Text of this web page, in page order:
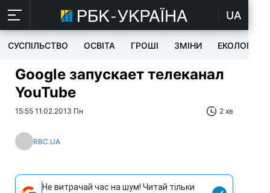
UA
СУСПІЛЬСТВО ОСВІТА ГРОШІ ЗМІНИ ЕКОЛОГІЯ
Google запускает телеканал
YouTube
15:55 11.02.2013 Пн 2 хв
RBC.UA
Не витрачай час на шум! Читай тільки